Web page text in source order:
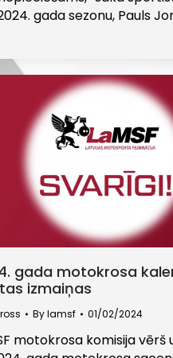
gada sezonu, Pauls
gada motokrosa
izmaiņas
Bylamsf 01/02/2024
motokrosa komisija vērš